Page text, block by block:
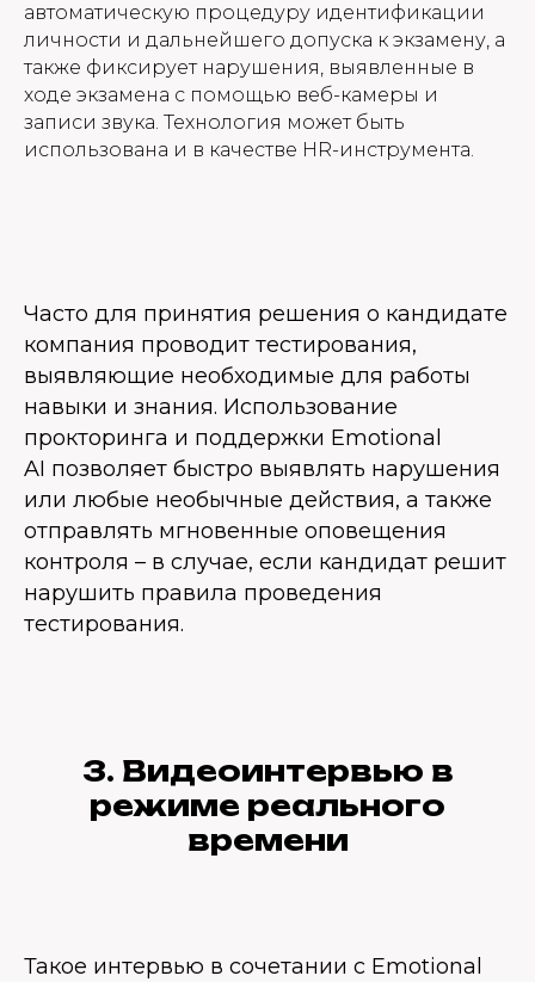
автоматическую процедуру идентификации
личности и дальнейшего допуска к экзамену, а
также фиксирует нарушения, выявленные в
ходе экзамена с помощью веб-камеры и
записи звука. Технология может быть
использована и в качестве HR-инструмента.
Часто для принятия решения о кандидате
компания проводит тестирования,
выявляющие необходимые для работы
навыки и знания. Использование
прокторинга и поддержки Emotional
AI позволяет быстро выявлять нарушения
или любые необычные действия, а также
отправлять мгновенные оповещения
контроля – в случае, если кандидат решит
нарушить правила проведения
тестирования.
3. Видеоинтервью в
режиме реального
времени
Такое интервью в сочетании с Emotional